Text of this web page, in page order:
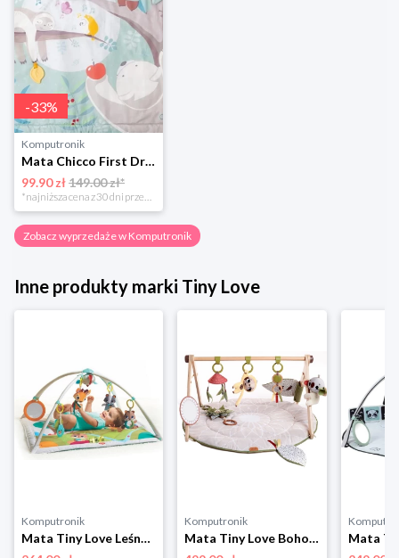
-33%
Komputronik
Mata Chicco First Dreams Sowa interaktywna
99.90 zł149.00 zł*
*najniższa cena z 30 dni przed obniżką
Zobacz wyprzedaże w Komputronik
Inne produkty marki Tiny Love
Komputronik
Mata Tiny Love Leśna Kraina Gimnastyka dla bobasa
Komputronik
Mata Tiny Love Boho Chic